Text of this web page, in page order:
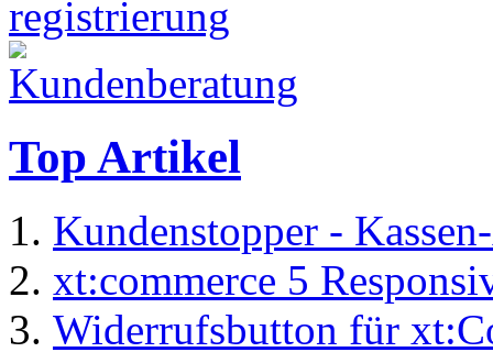
Top Artikel
Kundenstopper -
xt:commerce 5
Widerrufsbutton für